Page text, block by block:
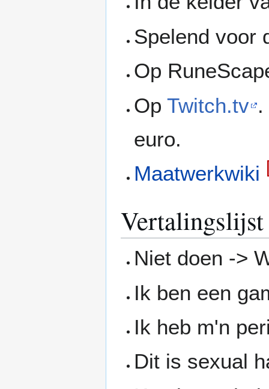
Spelend voor
Op
OpTwitch.tv
euro.
Maatwerkwiki
Vertalingslijst
Niet doen ->
Ik ben een
Ik heb m'n
Dit is sexual